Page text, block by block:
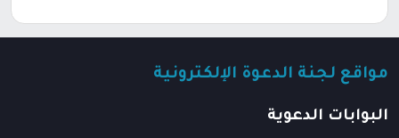
مواقع لجنة الدعوة الإلكترونية
البوابات الدعوية